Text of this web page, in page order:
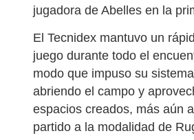
jugadora de Abelles en la
El Tecnidex mantuvo un
juego durante todo el
modo que impuso su
abriendo el campo y
espacios creados, más aún
partido a la modalidad de